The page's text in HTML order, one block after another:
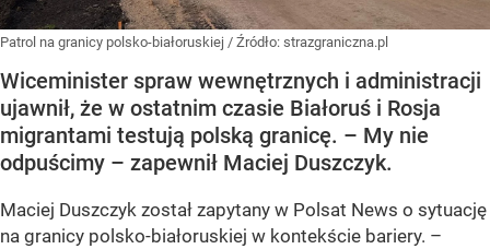
Patrol na granicy polsko-białoruskiej / Źródło: strazgraniczna.pl
Wiceminister spraw wewnętrznych i administracji
ujawnił, że w ostatnim czasie Białoruś i Rosja
migrantami testują polską granicę. – My nie
odpuścimy – zapewnił Maciej Duszczyk.
Maciej Duszczyk został zapytany w Polsat News o sytuację
na granicy polsko-białoruskiej w kontekście bariery. –